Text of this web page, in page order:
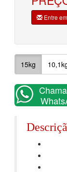
Entre
15kg